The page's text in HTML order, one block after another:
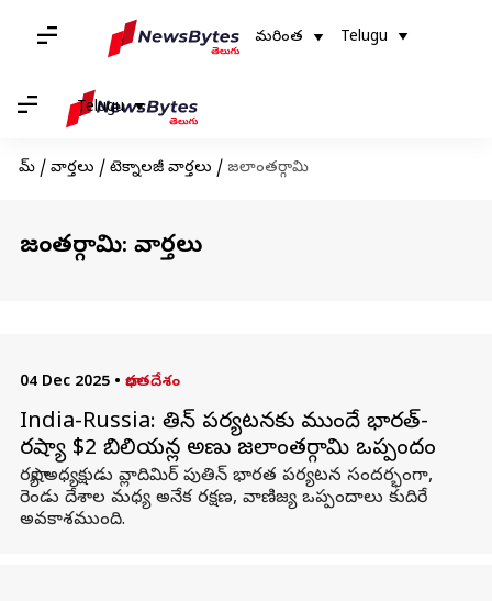
మరింత Telugu
Telugu
హోమ్ / వార్తలు / టెక్నాలజీ వార్తలు / జలాంతర్గామి
జలాంతర్గామి: వార్తలు
04 Dec 2025 • భారతదేశం
India-Russia: పుతిన్ పర్యటనకు ముందే భారత్-
రష్యా $2 బిలియన్ల అణు జలాంతర్గామి ఒప్పందం
రష్యా అధ్యక్షుడు వ్లాదిమిర్ పుతిన్ భారత పర్యటన సందర్భంగా,
రెండు దేశాల మధ్య అనేక రక్షణ, వాణిజ్య ఒప్పందాలు కుదిరే
అవకాశముంది.